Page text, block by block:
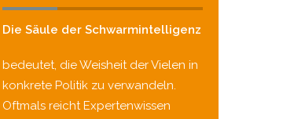
Die Säule der Schwarmintelligenz
bedeutet, die Weisheit der Vielen in
konkrete Politik zu verwandeln.
Oftmals reicht Expertenwissen